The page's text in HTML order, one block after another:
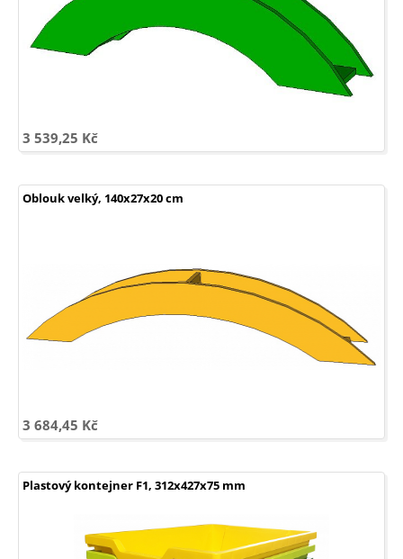
3 539,25 Kč
Oblouk velký, 140x27x20 cm
3 684,45 Kč
Plastový kontejner F1, 312x427x75 mm